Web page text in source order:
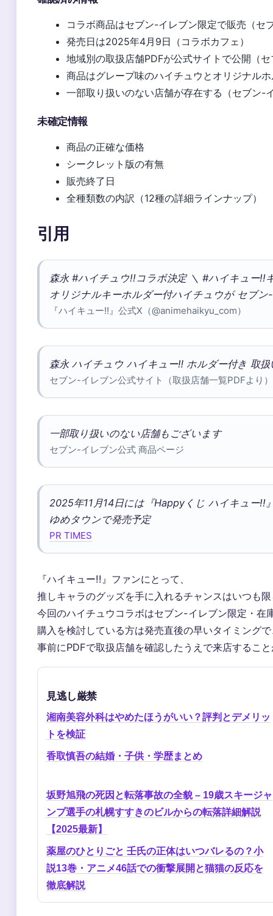
コラボ商品はセブン-イレブン限定で販売（セ
発売日は2025年4月9日（コラボカフェ）
地域別の取扱店舗PDFが公式サイトで公開（
商品はグレープ味のハイチュウとオリジナル
一部取り扱いのない店舗が存在する（セブン-
未確定情報
商品の正確な価格
シークレット版の有無
販売終了日
全種類数の内訳（12種の詳細ラインナップ）
引用
森永 #ハイチュウ!!コラボ決定 ＼ #ハイキュー!!
オリジナルキーホルダー付ハイチュウが セブン
『ハイキュー!!』公式X（@animehaikyu_com）
森永 ハイチュウ ハイキュー‼ ホルダー付き 取扱
セブン-イレブン公式サイト（取扱店舗一覧PDFより）
一部取り扱いのない店舗もございます
セブン-イレブン公式 商品ページ
2025年11月14日には『Happyくじ ハイキュー
ゆめタウンで発売予定
PR TIMES
『ハイキュー!!』ファンにとって、
推しキャラのグッズを手に入れるチャンスはいつも
今回のハイチュウコラボはセブン-イレブン限定・在
購入を検討している方は発売直後の早いタイミング
事前にPDFで取扱店舗を確認したうえで来店するこ
見逃し厳禁
湘南美容外科はやめたほうがいい？評判とデメリッ
トを検証
香取慎吾の結婚・子供・学歴まとめ
坂野旭飛の死因と転落事故の全貌 – 19歳スキージャ
ンプ選手の札幌すすきのビルからの転落詳細解説
【2025最新】
薬屋のひとりごと 壬氏の正体はいつバレるの？小
説13巻・アニメ46話での衝撃展開と猫猫の反応を
徹底解説